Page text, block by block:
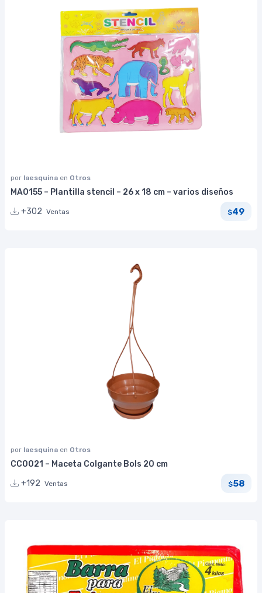
por laesquina en Otros
MA0155 – Plantilla stencil – 26 x 18 cm – varios diseños
+302 Ventas $49
por laesquina en Otros
CC0021 – Maceta Colgante Bols 20 cm
+192 Ventas $58